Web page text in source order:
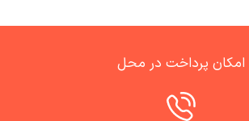
امکان پرداخت در محل